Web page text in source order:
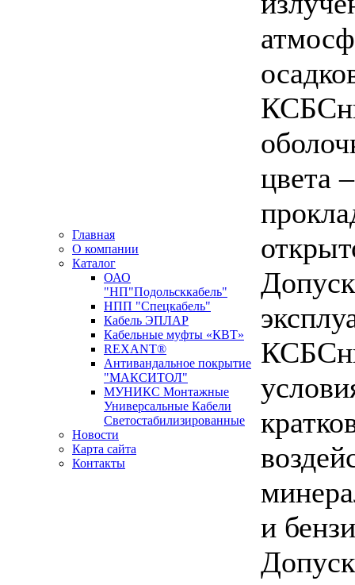
Главная
О компании
Каталог
ОАО
"НП"Подольсккабель"
НПП "Спецкабель"
Кабель ЭПЛАР
Кабельные муфты «КВТ»
REXANT®
Антивандальное покрытие
"МАКСИТОЛ"
МУНИКС Монтажные
Универсальные Кабели
Светостабилизированные
Новости
Карта сайта
Контакты
цвета
и